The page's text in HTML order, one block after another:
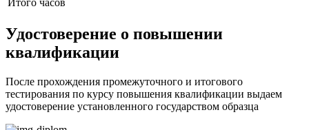
Итого часов
Удостоверение о повышении
квалификации
После прохождения промежуточного и итогового
тестирования по курсу повышения квалификации выдаем
удостоверение установленного государством образца